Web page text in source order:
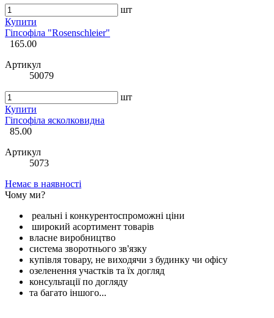
шт
Купити
Гіпсофіла "Rosenschleier"
165.00
Артикул
50079
шт
Купити
Гіпсофіла ясколковидна
85.00
Артикул
5073
Немає в наявності
Чому ми?
реальні і конкурентоспроможні ціни
широкий асортимент товарів
власне виробництво
система зворотнього зв'язку
купівля товару, не виходячи з будинку чи офісу
озеленення участків та їх догляд
консультації по догляду
та багато іншого...